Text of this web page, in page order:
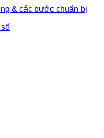
& các bước chuẩn bị